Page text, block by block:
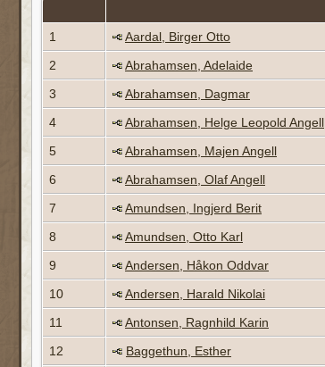
1
Aardal, Birger Otto
2
Abrahamsen, Adelaide
3
Abrahamsen, Dagmar
4
Abrahamsen, Helge Leopold Angell
5
Abrahamsen, Majen Angell
6
Abrahamsen, Olaf Angell
7
Amundsen, Ingjerd Berit
8
Amundsen, Otto Karl
9
Andersen, Håkon Oddvar
10
Andersen, Harald Nikolai
11
Antonsen, Ragnhild Karin
12
Baggethun, Esther